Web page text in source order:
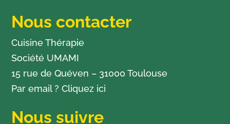
Nous contacter
Cuisine Thérapie
Société UMAMI
15 rue de Quéven – 31000 Toulouse
Par email ?Cliquez ici
Nous suivre